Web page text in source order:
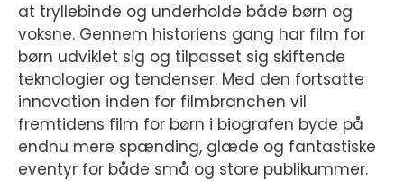
at tryllebinde og underholde både børn og
voksne. Gennem historiens gang har film for
børn udviklet sig og tilpasset sig skiftende
teknologier og tendenser. Med den fortsatte
innovation inden for filmbranchen vil
fremtidens film for børn i biografen byde på
endnu mere spænding, glæde og fantastiske
eventyr for både små og store publikummer.